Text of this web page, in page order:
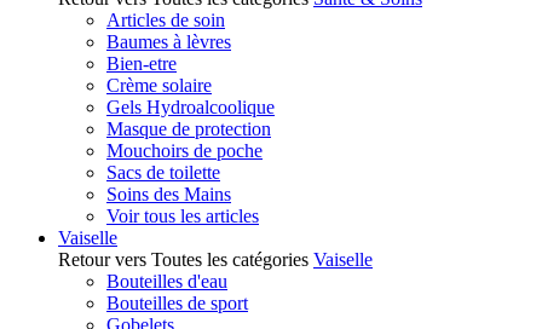
Articles de soin
Baumes à lèvres
Bien-etre
Crème solaire
Gels Hydroalcoolique
Masque de protection
Mouchoirs de poche
Sacs de toilette
Soins des Mains
Voir tous les articles
Vaiselle
Retour vers Toutes les catégories Vaiselle
Bouteilles d'eau
Bouteilles de sport
Gobelets